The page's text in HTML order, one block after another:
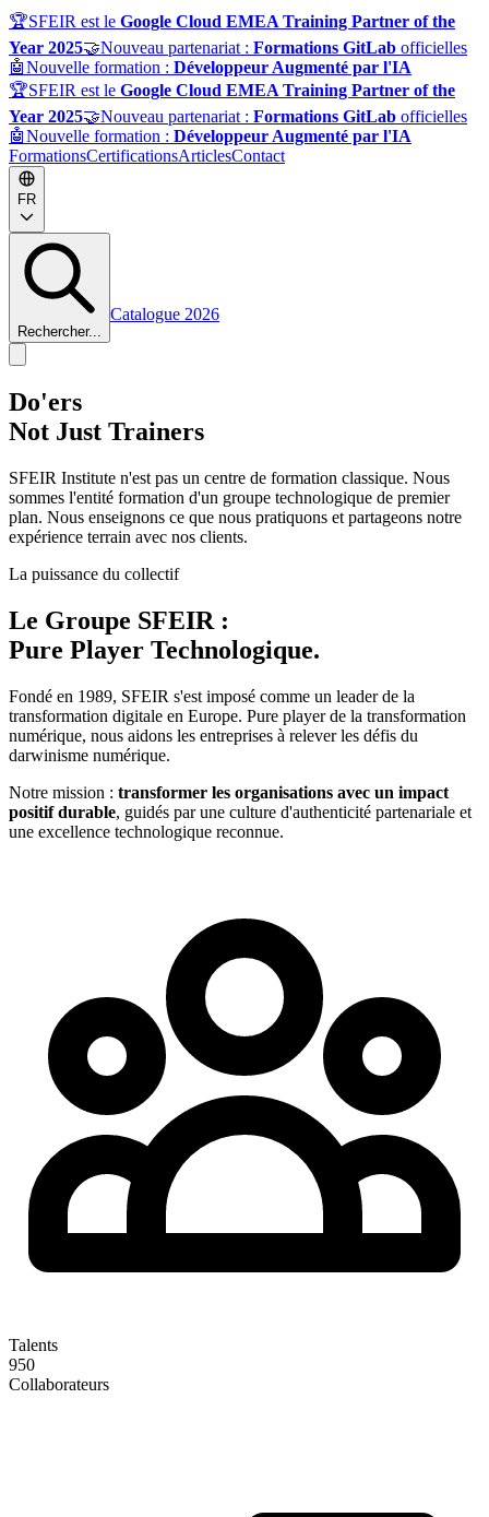
🏆SFEIR est le Google Cloud EMEA Training Partner of the
Year 2025🤝Nouveau partenariat : Formations GitLab officielles
🤖Nouvelle formation : Développeur Augmenté par l'IA
🏆SFEIR est le Google Cloud EMEA Training Partner of the
Year 2025🤝Nouveau partenariat : Formations GitLab officielles
🤖Nouvelle formation : Développeur Augmenté par l'IA
FormationsCertificationsArticlesContact
FR
Rechercher...
Catalogue 2026
Do'ers
Not Just Trainers
SFEIR Institute n'est pas un centre de formation classique. Nous
sommes l'entité formation d'un groupe technologique de premier
plan. Nous enseignons ce que nous pratiquons et partageons notre
expérience terrain avec nos clients.
La puissance du collectif
Le Groupe SFEIR :
Pure Player Technologique.
Fondé en 1989, SFEIR s'est imposé comme un leader de la
transformation digitale en Europe. Pure player de la transformation
numérique, nous aidons les entreprises à relever les défis du
darwinisme numérique.
Notre mission : transformer les organisations avec un impact
positif durable, guidés par une culture d'authenticité partenariale et
une excellence technologique reconnue.
Talents
950
Collaborateurs